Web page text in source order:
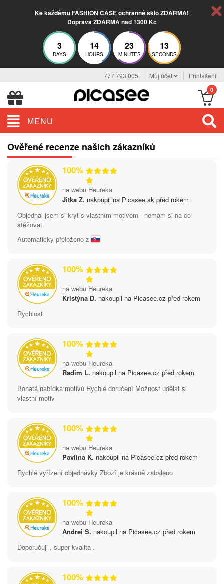
Ke každému FASHION CASE ochranné sklo ZDARMA!
Doprava ZDARMA nad 1300 Kč
3
DAYS
14
HOURS
23
MINUTES
12
SECONDS
777 793 005 Můj účet Přihlášení
0
MENU
Ověřené recenze našich zákazníků
100%
na webu Heureka
Jitka Z. nakoupil na Picasee.sk před rokem
Objednal jsem si kryt s vlastním motivem - nemám si na co
stěžovat.
Automaticky přeloženo z
100%
na webu Heureka
Kristýna D. nakoupil na Picasee.cz před rokem
Rychlost
100%
na webu Heureka
Radim L. nakoupil na Picasee.cz před rokem
Bohatá nabídka motivů Rychlé doručení Možnost udělat si
vlastní motiv
100%
na webu Heureka
Pavlína K. nakoupil na Picasee.cz před rokem
Rychlé vyřízení objednávky Zboží je krásně zabaleno
100%
na webu Heureka
Andrei S. nakoupil na Picasee.cz před rokem
Doporučuji , super kvalita .
100%